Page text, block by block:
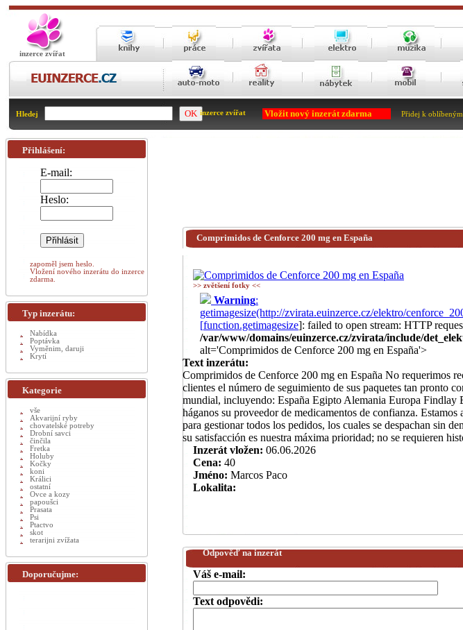
inzerce zvířat
Hledej inzerce zvířat Vložit nový inzerát zdarma Přidej k oblíbeným
Comprimidos de Cenforce 200 mg en España
>> zvětšení fotky <<
Warning:
getimagesize(http://zvirata.euinzerce.cz/elektro/
[function.getimagesize]: failed to open stream: HTTP
/var/www/domains/euinzerce.cz/zvirata/include/
alt='Comprimidos de Cenforce 200 mg en España'>
Text inzerátu:
Comprimidos de Cenforce 200 mg en España No requerimos
clientes el número de seguimiento de sus paquetes tan pronto
mundial, incluyendo: España Egipto Alemania Europa
háganos su proveedor de medicamentos de confianza.
para gestionar todos los pedidos, los cuales se despachan sin
su satisfacción es nuestra máxima prioridad; no se requieren
Inzerát vložen: 06.06.2026
Cena: 40
Jméno: Marcos Paco
Lokalita:
Odpověď na inzerát
Váš e-mail:
Text odpovědi:
Přihlášení:
E-mail:
Heslo:
zapoměl jsem heslo.
Vložení nového inzerátu do inzerce
zdarma.
Typ inzerátu:
Nabídka
Poptávka
Vyměnim, daruji
Krytí
Kategorie
vše
Akvarijní ryby
chovatelské potreby
Drobní savci
činčila
Fretka
Holuby
Kočky
koni
Králici
ostatní
Ovce a kozy
papoušci
Prasata
Psi
Ptactvo
skot
terarijni zvížata
Doporučujme: